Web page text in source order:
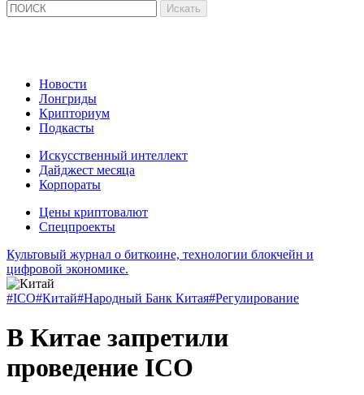
Новости
Лонгриды
Крипториум
Подкасты
Искусственный интеллект
Дайджест месяца
Корпораты
Цены криптовалют
Спецпроекты
Культовый журнал о биткоине, технологии блокчейн и
цифровой экономике.
#ICO#Китай#Народный Банк Китая#Регулирование
В Китае запретили
проведение ICO